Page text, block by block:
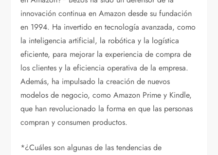
innovación continua en Amazon desde su fundación
en 1994. Ha invertido en tecnología avanzada, como
la inteligencia artificial, la robótica y la logística
eficiente, para mejorar la experiencia de compra de
los clientes y la eficiencia operativa de la empresa.
Además, ha impulsado la creación de nuevos
modelos de negocio, como Amazon Prime y Kindle,
que han revolucionado la forma en que las personas
compran y consumen productos.
*¿Cuáles son algunas de las tendencias de